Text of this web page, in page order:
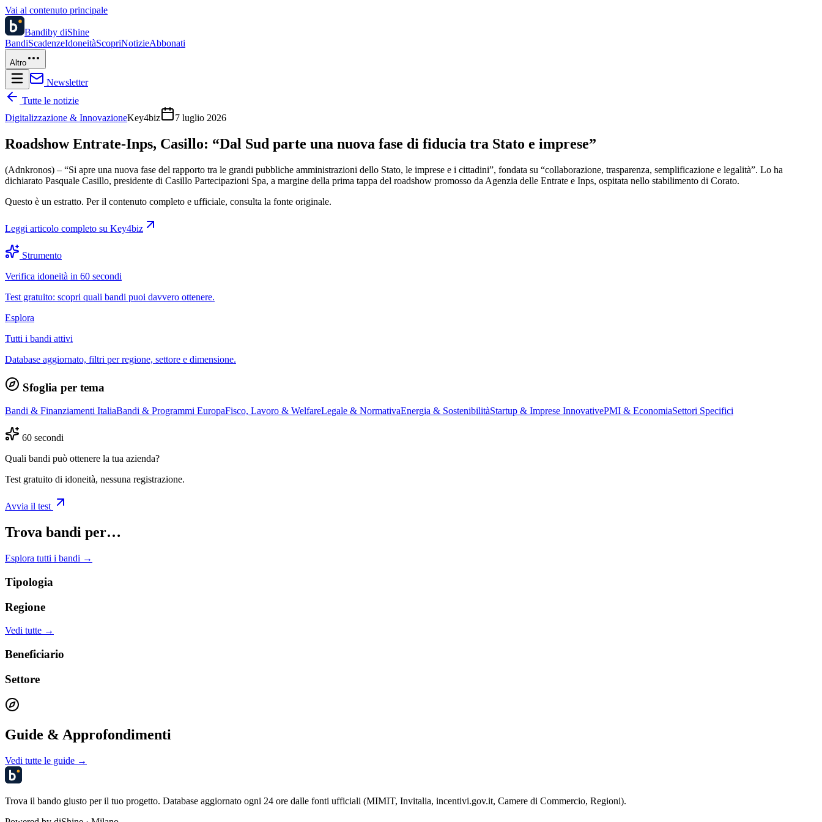
Vai al contenuto principale
Bandiby diShine
BandiScadenzeIdoneitàScopriNotizieAbbonati
Altro
Newsletter
Tutte le notizie
Digitalizzazione & InnovazioneKey4biz 7 luglio 2026
Roadshow Entrate-Inps, Casillo: “Dal Sud parte una nuova fase di fiducia tra Stato e imprese”
(Adnkronos) – “Si apre una nuova fase del rapporto tra le grandi pubbliche amministrazioni dello Stato, le imprese e i cittadini”, fondata su “collaborazione, trasparenza, semplificazione e legalità”. Lo ha
dichiarato Pasquale Casillo, presidente di Casillo Partecipazioni Spa, a margine della prima tappa del roadshow promosso da Agenzia delle Entrate e Inps, ospitata nello stabilimento di Corato.
Questo è un estratto. Per il contenuto completo e ufficiale, consulta la fonte originale.
Leggi articolo completo su Key4biz
Strumento
Verifica idoneità in 60 secondi
Test gratuito: scopri quali bandi puoi davvero ottenere.
Esplora
Tutti i bandi attivi
Database aggiornato, filtri per regione, settore e dimensione.
Sfoglia per tema
Bandi & Finanziamenti ItaliaBandi & Programmi EuropaFisco, Lavoro & WelfareLegale & NormativaEnergia & SostenibilitàStartup & Imprese InnovativePMI & EconomiaSettori Specifici
60 secondi
Quali bandi può ottenere la tua azienda?
Test gratuito di idoneità, nessuna registrazione.
Avvia il test
Trova bandi per…
Esplora tutti i bandi →
Tipologia
Regione
Vedi tutte →
Beneficiario
Settore
Guide & Approfondimenti
Vedi tutte le guide →
Trova il bando giusto per il tuo progetto. Database aggiornato ogni 24 ore dalle fonti ufficiali (MIMIT, Invitalia, incentivi.gov.it, Camere di Commercio, Regioni).